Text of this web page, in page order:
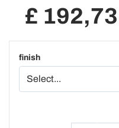
£ 192,73
finish